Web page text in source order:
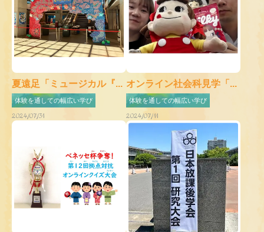
夏遠足「ミュージカル『...
体験を通しての幅広い学び
2024/07/31
オンライン社会科見学「...
体験を通しての幅広い学び
2024/07/11